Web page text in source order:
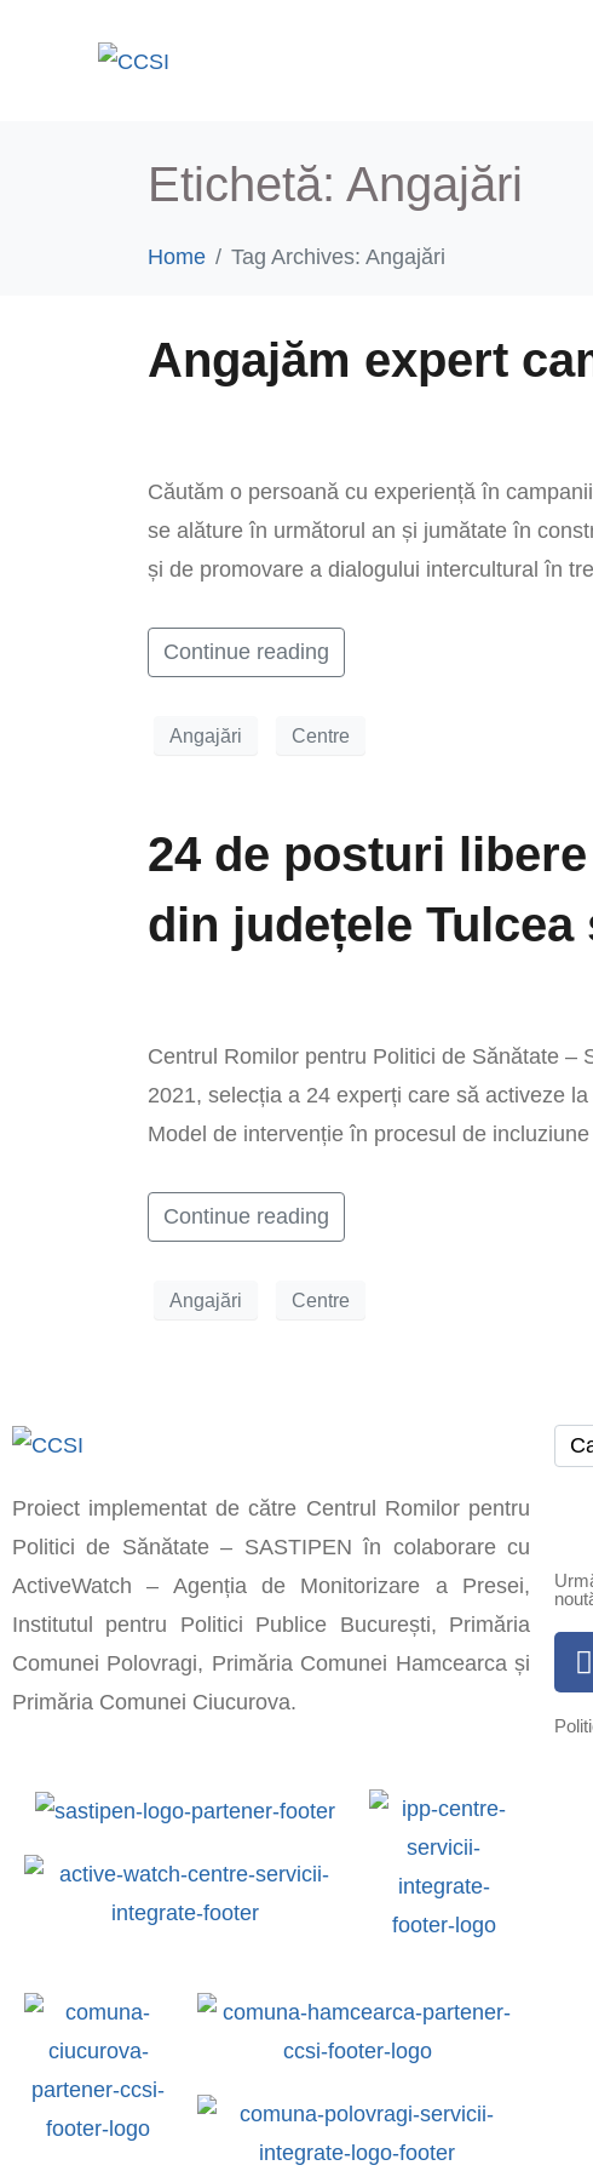
Etichetă: Angajări
Home Tag Archives: Angajări
Angajăm expert
Căutăm o persoană cu experiență în
se alăture în următorul an și jumătate în
și de promovare a dialogului intercultural în
Continue reading
Angajări Centre
24 de posturi
din județele Tulcea
Centrul Romilor pentru Politici de Sănătate –
2021, selecția a 24 experți care să activeze
Model de intervenție în procesul de
Continue reading
Angajări Centre
Proiect implementat de către Centrul Romilor pentru
Politici de Sănătate – SASTIPEN în colaborare cu
ActiveWatch – Agenția de Monitorizare a Presei,
Institutul pentru Politici Publice București, Primăria
Comunei Polovragi, Primăria Comunei Hamcearca și
Primăria Comunei Ciucurova.